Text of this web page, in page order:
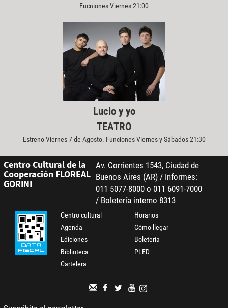
Fucniones Viernes 21:00
Lucio y yo
TEATRO
Estreno Viernes 7 de Agosto. Funciones Viernes y Sábados 21:30
Centro Cultural de la
Cooperación FLOREAL
GORINI
Av. Corrientes 1543, Ciudad de
Buenos Aires (AR) / Informes:
011 5077-8000 o 011 6091-7000
/ Boletería interno 8313
Centro cultural
Agenda
Ediciones
Biblioteca
Cartelera
Horarios
Cómo llegar
Boletería
PLED